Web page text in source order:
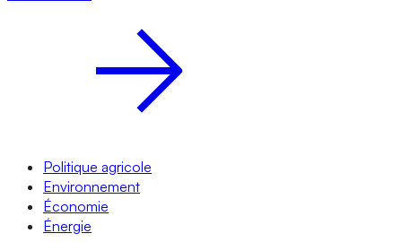
Politique agricole
Environnement
Économie
Énergie